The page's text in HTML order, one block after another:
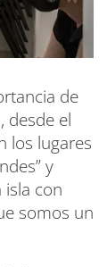
de
desde el
los lugares
y
isla con
somos un